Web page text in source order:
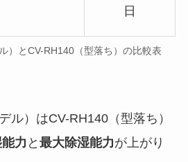
日
）とCV-RH140（型落ち）の比較表
ル）はCV-RH140（型落ち）
力 と 最大除湿能力が上がり